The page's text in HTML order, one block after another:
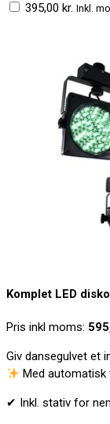
395,00 kr. Inkl.
Komplet LED
Pris inkl moms:
Giv dansegulvet et
Med
✔ Inkl. stativ for